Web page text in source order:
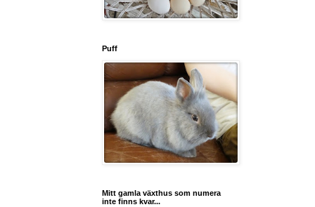
Puff
Mitt gamla växthus som numera
inte finns kvar...